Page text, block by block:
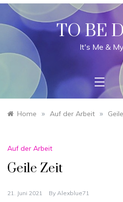
Skip
content
TO BE
It's Me &
Home » Auf der Arbeit »
Auf der Arbeit
Geile Zeit
21. Juni 2021 By Alexblue71